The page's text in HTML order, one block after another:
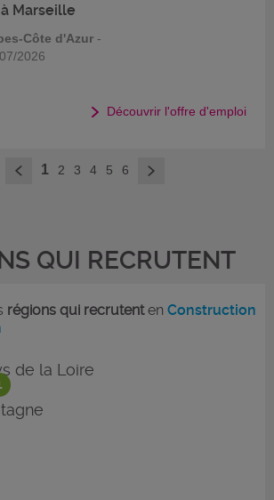
Marseille
Côte d'Azur -
2026
Découvrir l'offre d'emploi
< 1 2 3 4 5 6 >
QUI RECRUTENT
régions qui recrutentenConstruction
de la Loire